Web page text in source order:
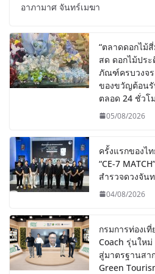
อาภามาศ จันทร์เมฆา
“ตลาดดอกไม้
สด ดอกไม้ปร
ภัณฑ์ครบวงจร
ของขวัญต้อนรั
ตลอด 24 ชั่วโ
05/08/2026
ครั้งแรกของไ
“CE-7
สำรวจดวงจัน
04/08/2026
กรมการท่องเ
Coach รุ่นใหม่
สู่มาตรฐานสา
Green